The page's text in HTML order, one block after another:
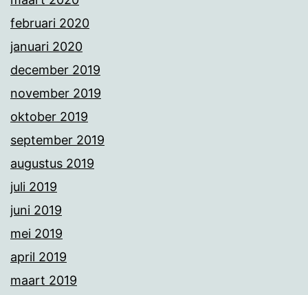
februari 2020
januari 2020
december 2019
november 2019
oktober 2019
september 2019
augustus 2019
juli 2019
juni 2019
mei 2019
april 2019
maart 2019